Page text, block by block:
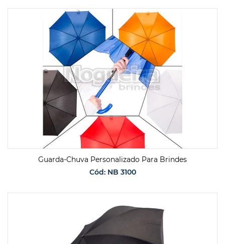
Guarda-Chuva Personalizado Para Brindes
Cód: NB 3100